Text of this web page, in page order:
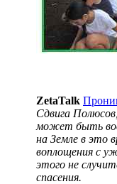
ZetaTalk
Сдвига
может быть
на Земле в это
воплощения с
этого не
спасения.